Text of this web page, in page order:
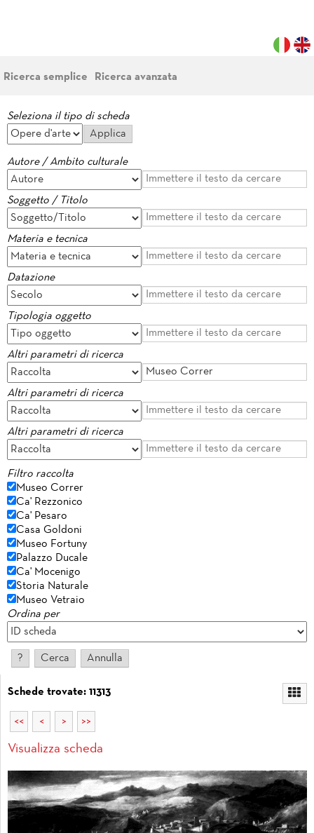
Ricerca semplice Ricerca avanzata
Seleziona il tipo di scheda
Autore / Ambito culturale
Soggetto / Titolo
Materia e tecnica
Datazione
Tipologia oggetto
Altri parametri di ricerca
Altri parametri di ricerca
Altri parametri di ricerca
Filtro raccolta
Museo Correr
Ca' Rezzonico
Ca' Pesaro
Casa Goldoni
Museo Fortuny
Palazzo Ducale
Ca' Mocenigo
Storia Naturale
Museo Vetraio
Ordina per
Schede trovate: 11313
<< < > >>
Visualizza scheda